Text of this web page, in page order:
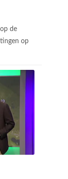
de
op